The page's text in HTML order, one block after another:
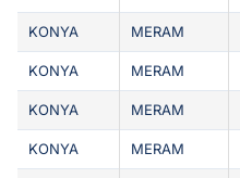
KONYA MERAM
KONYA MERAM
KONYA MERAM
KONYA MERAM